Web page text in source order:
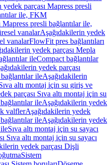
yedek parçası Mapress presli
ile, FKM
presli bağlantılar ile,
vanalarAşağıdakilerin yedek
vanalarFlowFit pres bağlantıları
yedek parçası Mepla
ileCompact bağlantılar
yedek parçası
ileAşağıdakilerin
altı montaj için su giriş ve
parçası Sıva altı montaj için su
ileAşağıdakilerin yedek
valflerAşağıdakilerin yedek
ileAşağıdakilerin yedek
Sıva altı montaj için su sayacı
Sıva altı montaj için su sayacı
yedek parçası Dişli
Sistem